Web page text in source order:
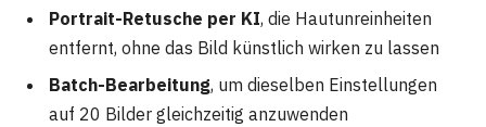
Portrait-Retusche per KI, die Hautunreinheiten
entfernt, ohne das Bild künstlich wirken zu lassen
Batch-Bearbeitung, um dieselben Einstellungen
auf 20 Bilder gleichzeitig anzuwenden